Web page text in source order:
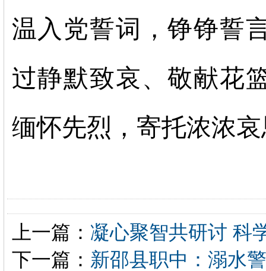
温入党誓词，铮铮誓
过静默致哀、敬献花
缅怀先烈，寄托浓浓
上一篇： 凝心聚智共研讨 科
下一篇： 新邵县职中：溺水